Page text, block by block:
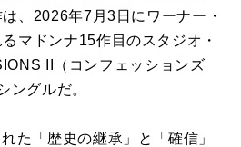
、2026年7月3日にワーナー・
マドンナ15作目のスタジオ・
II（コンフェッションズ
ングルだ。
た「歴史の継承」と「確信」